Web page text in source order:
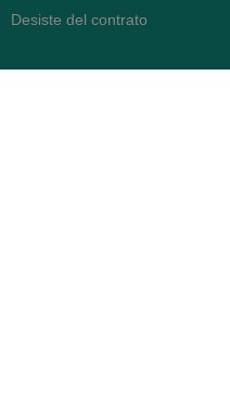
Desiste del contrato